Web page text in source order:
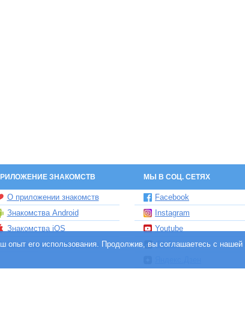
ЗНАКОМСТВ МЫ В СОЦ. СЕТЯХ
О приложении знакомств
Знакомства Android
Знакомства iOS
Чат бот знакомств Елена
Facebook
Instagram
Youtube
TikTok
опыт его использования. Продолжив, вы соглашаетесь с нашей